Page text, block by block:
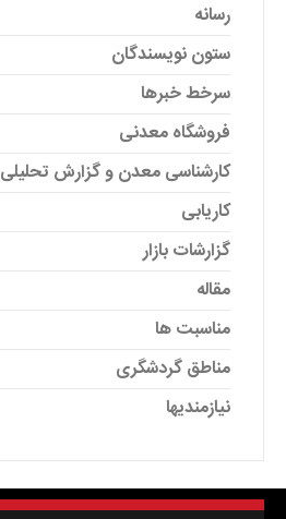
رسانه
ستون نویسندگان
سرخط خبرها
فروشگاه معدنی
کارشناسی معدن و گزارش تحلیلی
کاریابی
گزارشات بازار
مقاله
مناسبت ها
مناطق گردشگری
نیازمندیها